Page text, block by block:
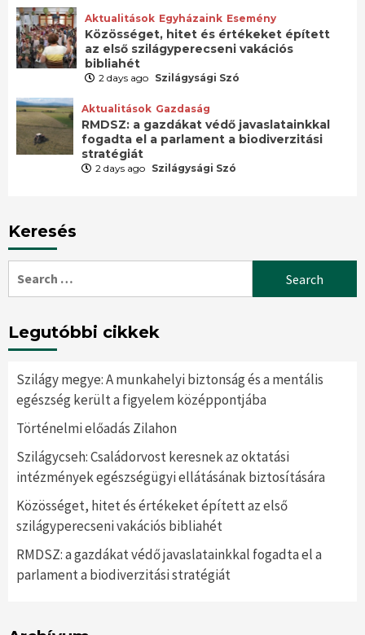
Aktualitások Egyházaink Esemény
Közösséget, hitet és értékeket épített
az első szilágyperecseni vakációs
bibliahét
2 days ago Szilágysági Szó
Aktualitások Gazdaság
RMDSZ: a gazdákat védő javaslatainkkal
fogadta el a parlament a biodiverzitási
stratégiát
2 days ago Szilágysági Szó
Keresés
Legutóbbi cikkek
Szilágy megye: A munkahelyi biztonság és a mentális
egészség került a figyelem középpontjába
Történelmi előadás Zilahon
Szilágycseh: Családorvost keresnek az oktatási
intézmények egészségügyi ellátásának biztosítására
Közösséget, hitet és értékeket épített az első
szilágyperecseni vakációs bibliahét
RMDSZ: a gazdákat védő javaslatainkkal fogadta el a
parlament a biodiverzitási stratégiát